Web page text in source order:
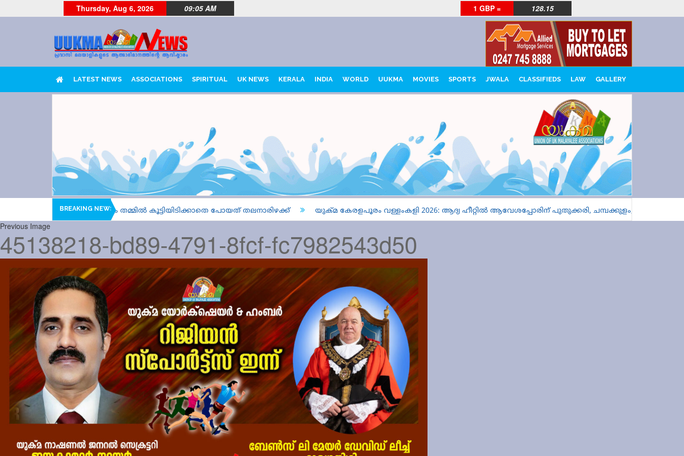
Thursday, Aug 6, 2026 09:05 AM 1 GBP = 128.15
LATEST NEWS ASSOCIATIONS SPIRITUAL UK NEWS KERALA INDIA WORLD UUKMA MOVIES SPORTS JWALA CLASSIFIEDS LAW GALLERY
BREAKING NEWS
വണ്ണും യാത്രാവിമാനവും തമ്മിൽ കൂട്ടിയിടിക്കാതെ പോയത് തലനാരിഴക്ക് യുക്മ കേരളപൂരം വള്ളംകളി 2026: ആദ്യ ഹീറ്റിൽ ആവേശപ്പോരിന് പുതുക്കരി, ചമ്പക്കുളം, പുളിങ്കുന്ന്
Previous Image
45138218-bd89-4791-8fcf-fc7982543d50